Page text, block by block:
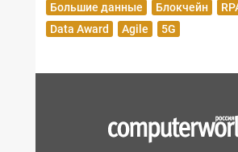
Большие данные
Блокчейн
Data Award
Agile 5G